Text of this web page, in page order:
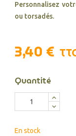
Personnalisez
ou torsadés.
3,40 €
Quantité
En stock